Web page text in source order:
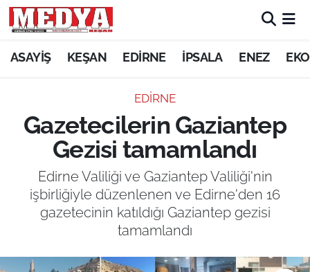
ASAYİŞ KEŞAN EDİRNE İPSALA ENEZ
EDİRNE
Gazetecilerin Gaziantep
Gezisi tamamlandı
Edirne Valiliği ve Gaziantep Valiliği'nin
işbirliğiyle düzenlenen ve Edirne'den 16
gazetecinin katıldığı Gaziantep gezisi
tamamlandı
KEŞAN
ASAYİŞ
SİYASET
GÜNDEM
SAĞLIK